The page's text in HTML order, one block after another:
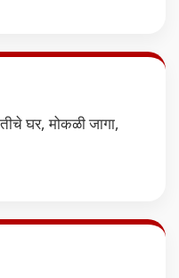
घर, मोकळी जागा,